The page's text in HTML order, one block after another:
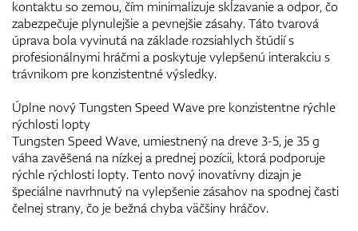
kontaktu so zemou, čím minimalizuje skĺzavanie a odpor, čo
zabezpečuje plynulejšie a pevnejšie zásahy. Táto tvarová
úprava bola vyvinutá na základe rozsiahlych štúdií s
profesionálnymi hráčmi a poskytuje vylepšenú interakciu s
trávnikom pre konzistentné výsledky.
Úplne nový Tungsten Speed Wave pre konzistentne rýchle
rýchlosti lopty
Tungsten Speed Wave, umiestnený na dreve 3-5, je 35 g
váha zavěšená na nízkej a prednej pozícii, ktorá podporuje
rýchle rýchlosti lopty. Tento nový inovatívny dizajn je
špeciálne navrhnutý na vylepšenie zásahov na spodnej časti
čelnej strany, čo je bežná chyba väčšiny hráčov.